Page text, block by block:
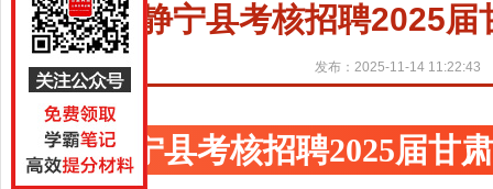
静宁县考核招聘2025
发布：2025-11-14 11:22:43
静宁县考核招聘2025届甘